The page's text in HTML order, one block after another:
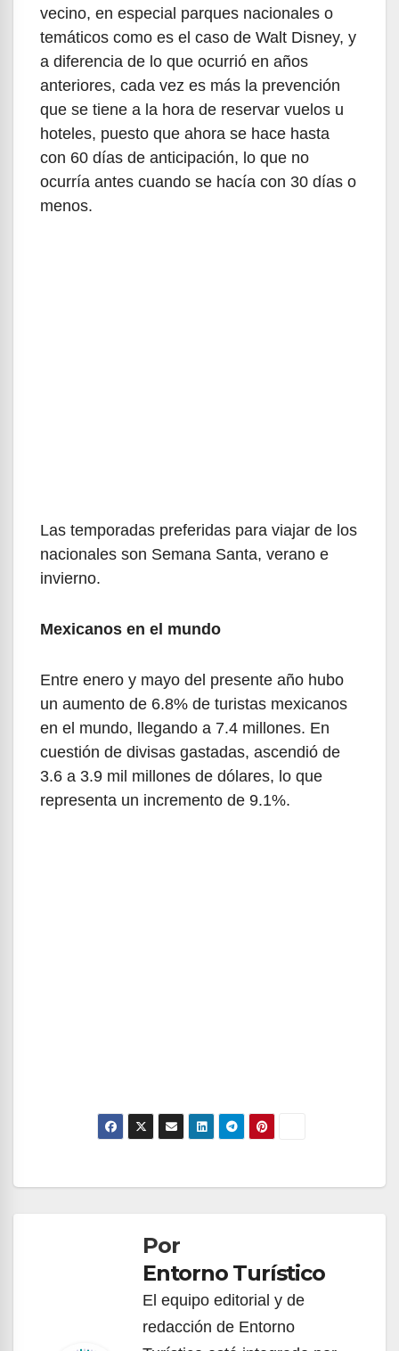
vecino, en especial parques nacionales o
temáticos como es el caso de Walt Disney, y
a diferencia de lo que ocurrió en años
anteriores, cada vez es más la prevención
que se tiene a la hora de reservar vuelos u
hoteles, puesto que ahora se hace hasta
con 60 días de anticipación, lo que no
ocurría antes cuando se hacía con 30 días o
menos.
Las temporadas preferidas para viajar de los
nacionales son Semana Santa, verano e
invierno.
Mexicanos en el mundo
Entre enero y mayo del presente año hubo
un aumento de 6.8% de turistas mexicanos
en el mundo, llegando a 7.4 millones. En
cuestión de divisas gastadas, ascendió de
3.6 a 3.9 mil millones de dólares, lo que
representa un incremento de 9.1%.
Navegación
entradasPor
Entorno Turístico
El equipo editorial y de
redacción de Entorno